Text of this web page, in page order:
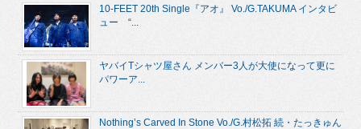
10-FEET 20th Single『アオ』 Vo./G.TAKUMA インタビ
ュー “...
ヤバイTシャツ屋さん メンバー3人が大使になって更に
パワーア...
Nothing’s Carved In Stone Vo./G.村松拓 続・たっきゅん